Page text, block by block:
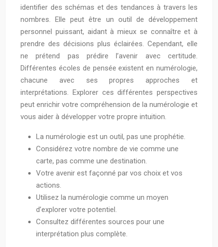
identifier des schémas et des tendances à travers les
nombres. Elle peut être un outil de développement
personnel puissant, aidant à mieux se connaître et à
prendre des décisions plus éclairées. Cependant, elle
ne prétend pas prédire l’avenir avec certitude.
Différentes écoles de pensée existent en numérologie,
chacune avec ses propres approches et
interprétations. Explorer ces différentes perspectives
peut enrichir votre compréhension de la numérologie et
vous aider à développer votre propre intuition.
La numérologie est un outil, pas une prophétie.
Considérez votre nombre de vie comme une
carte, pas comme une destination.
Votre avenir est façonné par vos choix et vos
actions.
Utilisez la numérologie comme un moyen
d’explorer votre potentiel.
Consultez différentes sources pour une
interprétation plus complète.